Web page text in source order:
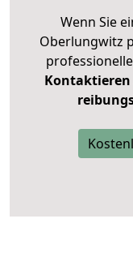
Wenn Sie
Oberlungwitz
Kontaktieren